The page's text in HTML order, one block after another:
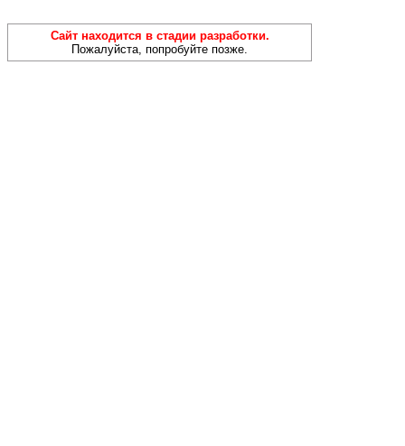
Сайт находится в стадии разработки.
Пожалуйста, попробуйте позже.